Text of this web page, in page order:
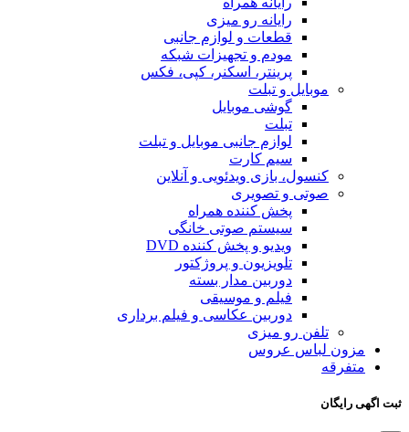
رایانه رو میزی
قطعات و لوازم جانبی
مودم و تجهیزات شبکه
پرینتر، اسکنر، کپی، فکس
موبایل و تبلت
گوشی موبایل
تبلت
لوازم جانبی موبایل و تبلت
سیم کارت
کنسول، بازی‌ ویدئویی و آنلاین
صوتی و تصویری
پخش کننده همراه
سیستم صوتی خانگی
ویدیو و پخش کننده DVD
تلویزیون و پروژکتور
دوربین مدار بسته
فیلم و موسیقی
دوربین عکاسی و فیلم برداری
تلفن رو میزی
مزون لباس عروس
متفرقه
ثبت اگهی رایگان